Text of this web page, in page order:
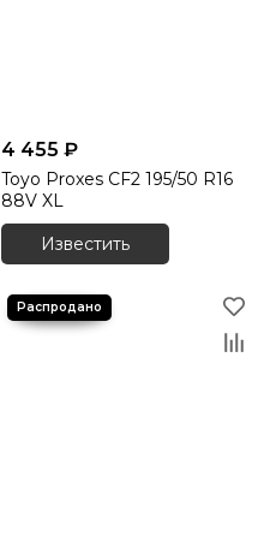
4 455 ₽
Toyo Proxes CF2 195/50 R16
88V XL
Известить